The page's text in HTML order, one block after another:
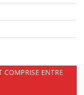
COMPRISE ENTRE